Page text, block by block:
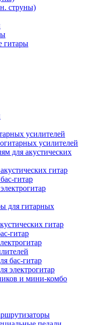
струны)
гитары
усилителей
усилителей
для акустических
гитар
гитар
для гитарных
гитар
гитар
бас-гитар
электрогитар
и мини-комбо